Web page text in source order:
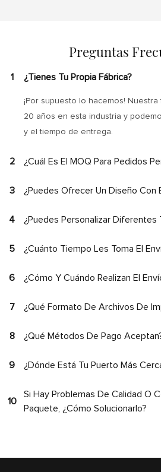
Preguntas
1 ¿Tienes Tu Propia Fábrica?
¡Por supuesto lo hacemos!
20 años en esta industria y
y el tiempo de entrega.
2 ¿Cuál Es El MOQ Para Pedidos
3 ¿Puedes Ofrecer Un Diseño Con
4 ¿Puedes Personalizar Diferentes
5 ¿Cuánto Tiempo Les Toma El
6 ¿Cómo Y Cuándo Realizan El
7 ¿Qué Formato De Archivos De
8 ¿Qué Métodos De Pago
9 ¿Dónde Está Tu Puerto Más
10
Si Hay Problemas De Calidad O
Paquete, ¿cómo Solucionarlo?